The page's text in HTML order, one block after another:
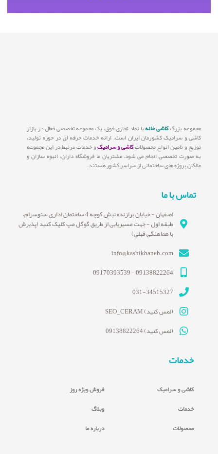
مجموعه بزرگکاشی خانهبا نماد تجاری فوق، یک مجموعه تخصصی فعال در بازار
کاشی و سرامیک کشورمان ایران است. ارائه خدمات حرفه ای در حوزه تولید،
توزیع و تامین انواع محصولاتکاشی و سرامیکو خدمات مرتبط در این مجموعه
به صورت تخصصی انجام می شود. مشتریان ما فروشگاه داران، انبوه سازان و
مالکان پروژه های ساختمانی از سراسر کشور هستند.
تماس با ما
اصفهان - خیابان برازنده نبش کوچه 4 ساختمان اداری سئوسرام،
طبقه اول - جهت مسیریابی از طریق گوگل مپ کلیک کنید (پذیرش
با هماهنگی قبلی)
info@kashikhaneh.com
09138822264 - 09170393539
031-34515327
(لمس کنید) SEO_CERAM
(لمس کنید) 09138822264
خدمات
کاشی و سرامیک
خدمات
محصولات
فروش ویژه روز
وبلاگ
درباره ما